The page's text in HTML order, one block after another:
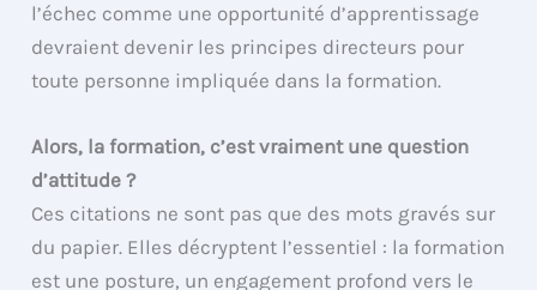
l’échec comme une opportunité d’apprentissage
devraient devenir les principes directeurs pour
toute personne impliquée dans la formation.
Alors, la formation, c’est vraiment une question
d’attitude ?
Ces citations ne sont pas que des mots gravés sur
du papier. Elles décryptent l’essentiel : la formation
est une posture, un engagement profond vers le